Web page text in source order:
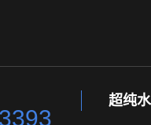
超纯